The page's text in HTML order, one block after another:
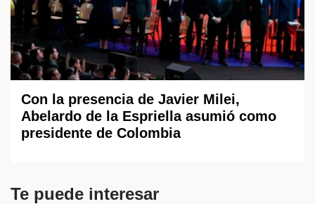
Con la presencia de Javier Milei,
Abelardo de la Espriella asumió como
presidente de Colombia
Te puede interesar